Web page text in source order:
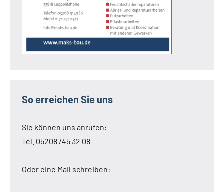
So erreichen Sie uns
Sie können uns anrufen:
Tel. 05208 /45 32 08
Oder eine Mail schreiben: